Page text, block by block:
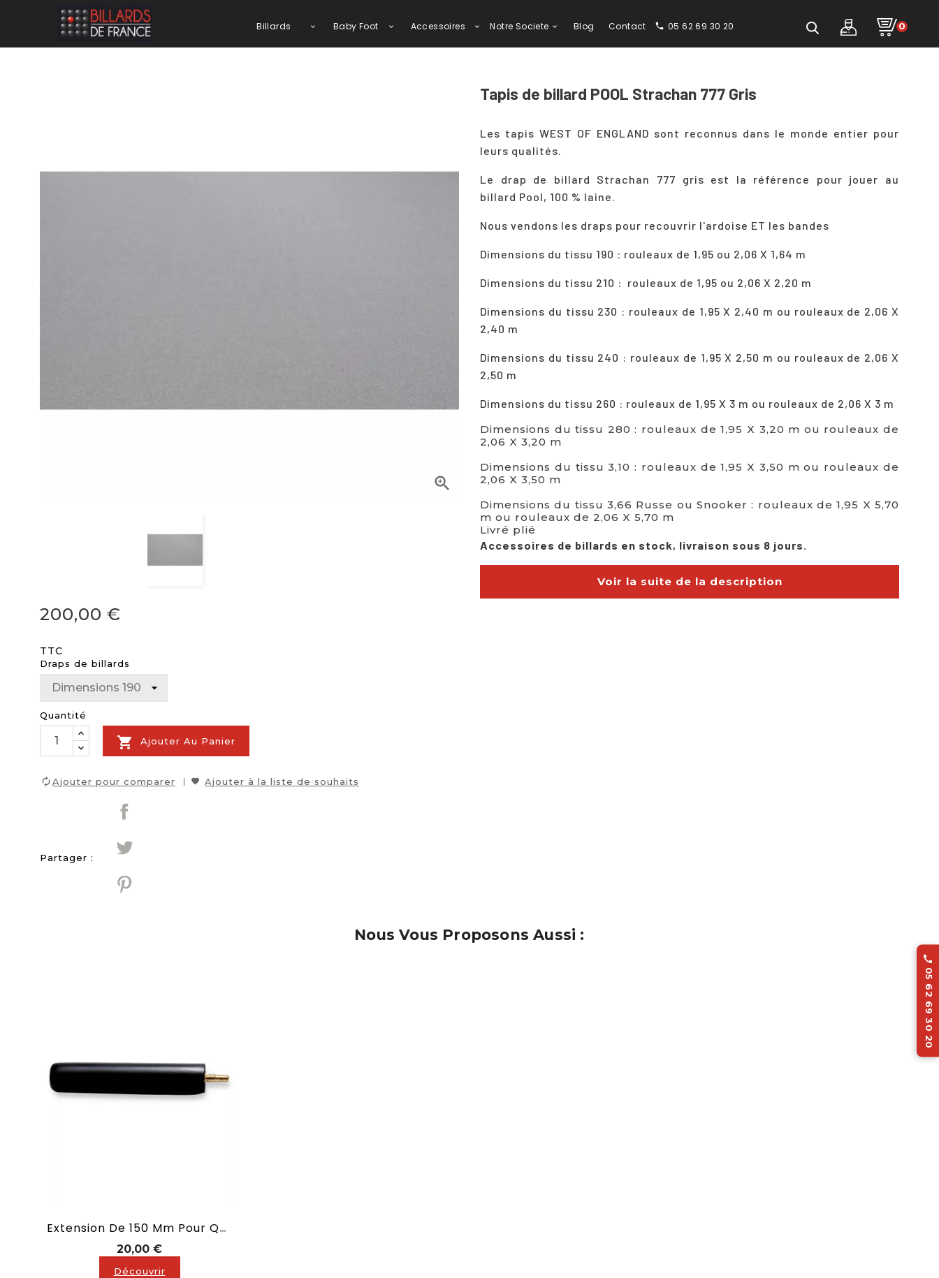
0
Billards Baby Foot Accessoires Notre Societe Blog Contact phone 05 62 69 30 20

200,00 €
TTC
Draps de billards
Quantité
 Ajouter Au Panier
Ajouter pour comparer Ajouter à la liste de souhaits
Partager :
Tapis de billard POOL Strachan 777 Gris
Les tapis WEST OF ENGLAND sont reconnus dans le monde entier pour
leurs qualités.
Le drap de billard Strachan 777 gris est la référence pour jouer au
billard Pool, 100 % laine.
Nous vendons les draps pour recouvrir l'ardoise ET les bandes
Dimensions du tissu 190 : rouleaux de 1,95 ou 2,06 X 1,64 m
Dimensions du tissu 210 : rouleaux de 1,95 ou 2,06 X 2,20 m
Dimensions du tissu 230 : rouleaux de 1,95 X 2,40 m ou rouleaux de 2,06 X
2,40 m
Dimensions du tissu 240 : rouleaux de 1,95 X 2,50 m ou rouleaux de 2,06 X
2,50 m
Dimensions du tissu 260 : rouleaux de 1,95 X 3 m ou rouleaux de 2,06 X 3 m
Dimensions du tissu 280 : rouleaux de 1,95 X 3,20 m ou rouleaux de
2,06 X 3,20 m
Dimensions du tissu 3,10 : rouleaux de 1,95 X 3,50 m ou rouleaux de
2,06 X 3,50 m
Dimensions du tissu 3,66 Russe ou Snooker : rouleaux de 1,95 X 5,70
m ou rouleaux de 2,06 X 5,70 m
Livré plié
Accessoires de billards en stock, livraison sous 8 jours.
Voir la suite de la description
Nous Vous Proposons Aussi :
Extension De 150 Mm Pour Queues MASTERCUE
20,00 €Prix
Découvrir

05 62 69 30 20